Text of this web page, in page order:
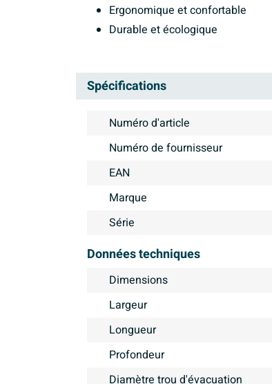
Ergonomique et confortable
Durable et écologique
Spécifications
Numéro d'article
Numéro de fournisseur
EAN
Marque
Série
Données techniques
Dimensions
Largeur
Longueur
Profondeur
Diamètre trou d'évacuation